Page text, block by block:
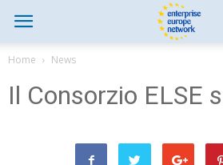
Home News
Il Consorzio ELSE